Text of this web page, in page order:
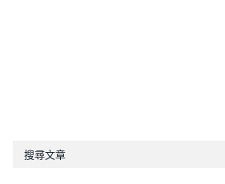
搜尋文章